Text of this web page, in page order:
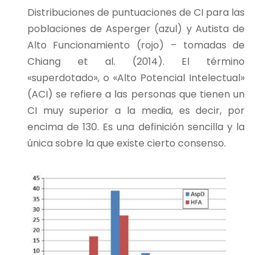
Distribuciones de puntuaciones de CI para las
poblaciones de Asperger (azul) y Autista de
Alto Funcionamiento (rojo) – tomadas de
Chiang et al. (2014). El término
«superdotado», o «Alto Potencial Intelectual»
(ACI) se refiere a las personas que tienen un
CI muy superior a la media, es decir, por
encima de 130. Es una definición sencilla y la
única sobre la que existe cierto consenso.